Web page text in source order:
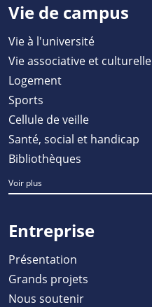
Vie de campus
Vie à l'université
Vie associative et culturelle
Logement
Sports
Cellule de veille
Santé, social et handicap
Bibliothèques
Voir plus
Entreprise
Présentation
Grands projets
Nous soutenir